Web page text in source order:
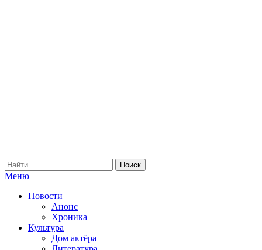
Меню
Новости
Анонс
Хроника
Культура
Дом актёра